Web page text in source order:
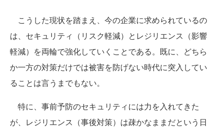
こうした現状を踏まえ、今の企業に求められているの
は、セキュリティ（リスク軽減）とレジリエンス（影響
軽減）を両輪で強化していくことである。既に、どちら
か一方の対策だけでは被害を防げない時代に突入してい
ることは言うまでもない。
特に、事前予防のセキュリティには力を入れてきた
が、レジリエンス（事後対策）は疎かなままだという日